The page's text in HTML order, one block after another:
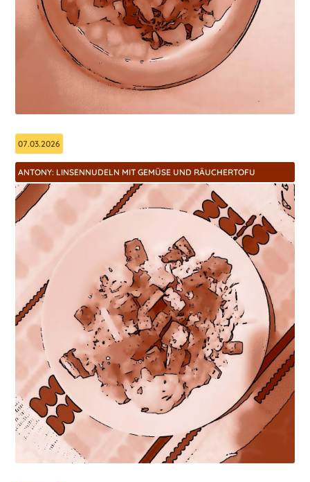
07.03.2026
ANTONY: LINSENNUDELN MIT GEMÜSE UND RÄUCHERTOFU